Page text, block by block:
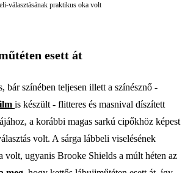
választásának praktikus oka volt
esett át
bár színében teljesen illett a színésznő -
is készült - flitteres és masnival díszített
a korábbi magas sarkú cipőkhöz képest
volt. A sárga lábbeli viselésének
volt, ugyanis Brooke Shields a múlt héten az